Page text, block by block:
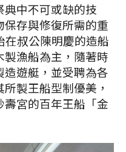
典中不可或缺的技
存與修復所需的重
在叔公陳明慶的造船
漁船為主，隨著時
遊艇，並受聘為各
製王船型制優美，
宮的百年王船「金